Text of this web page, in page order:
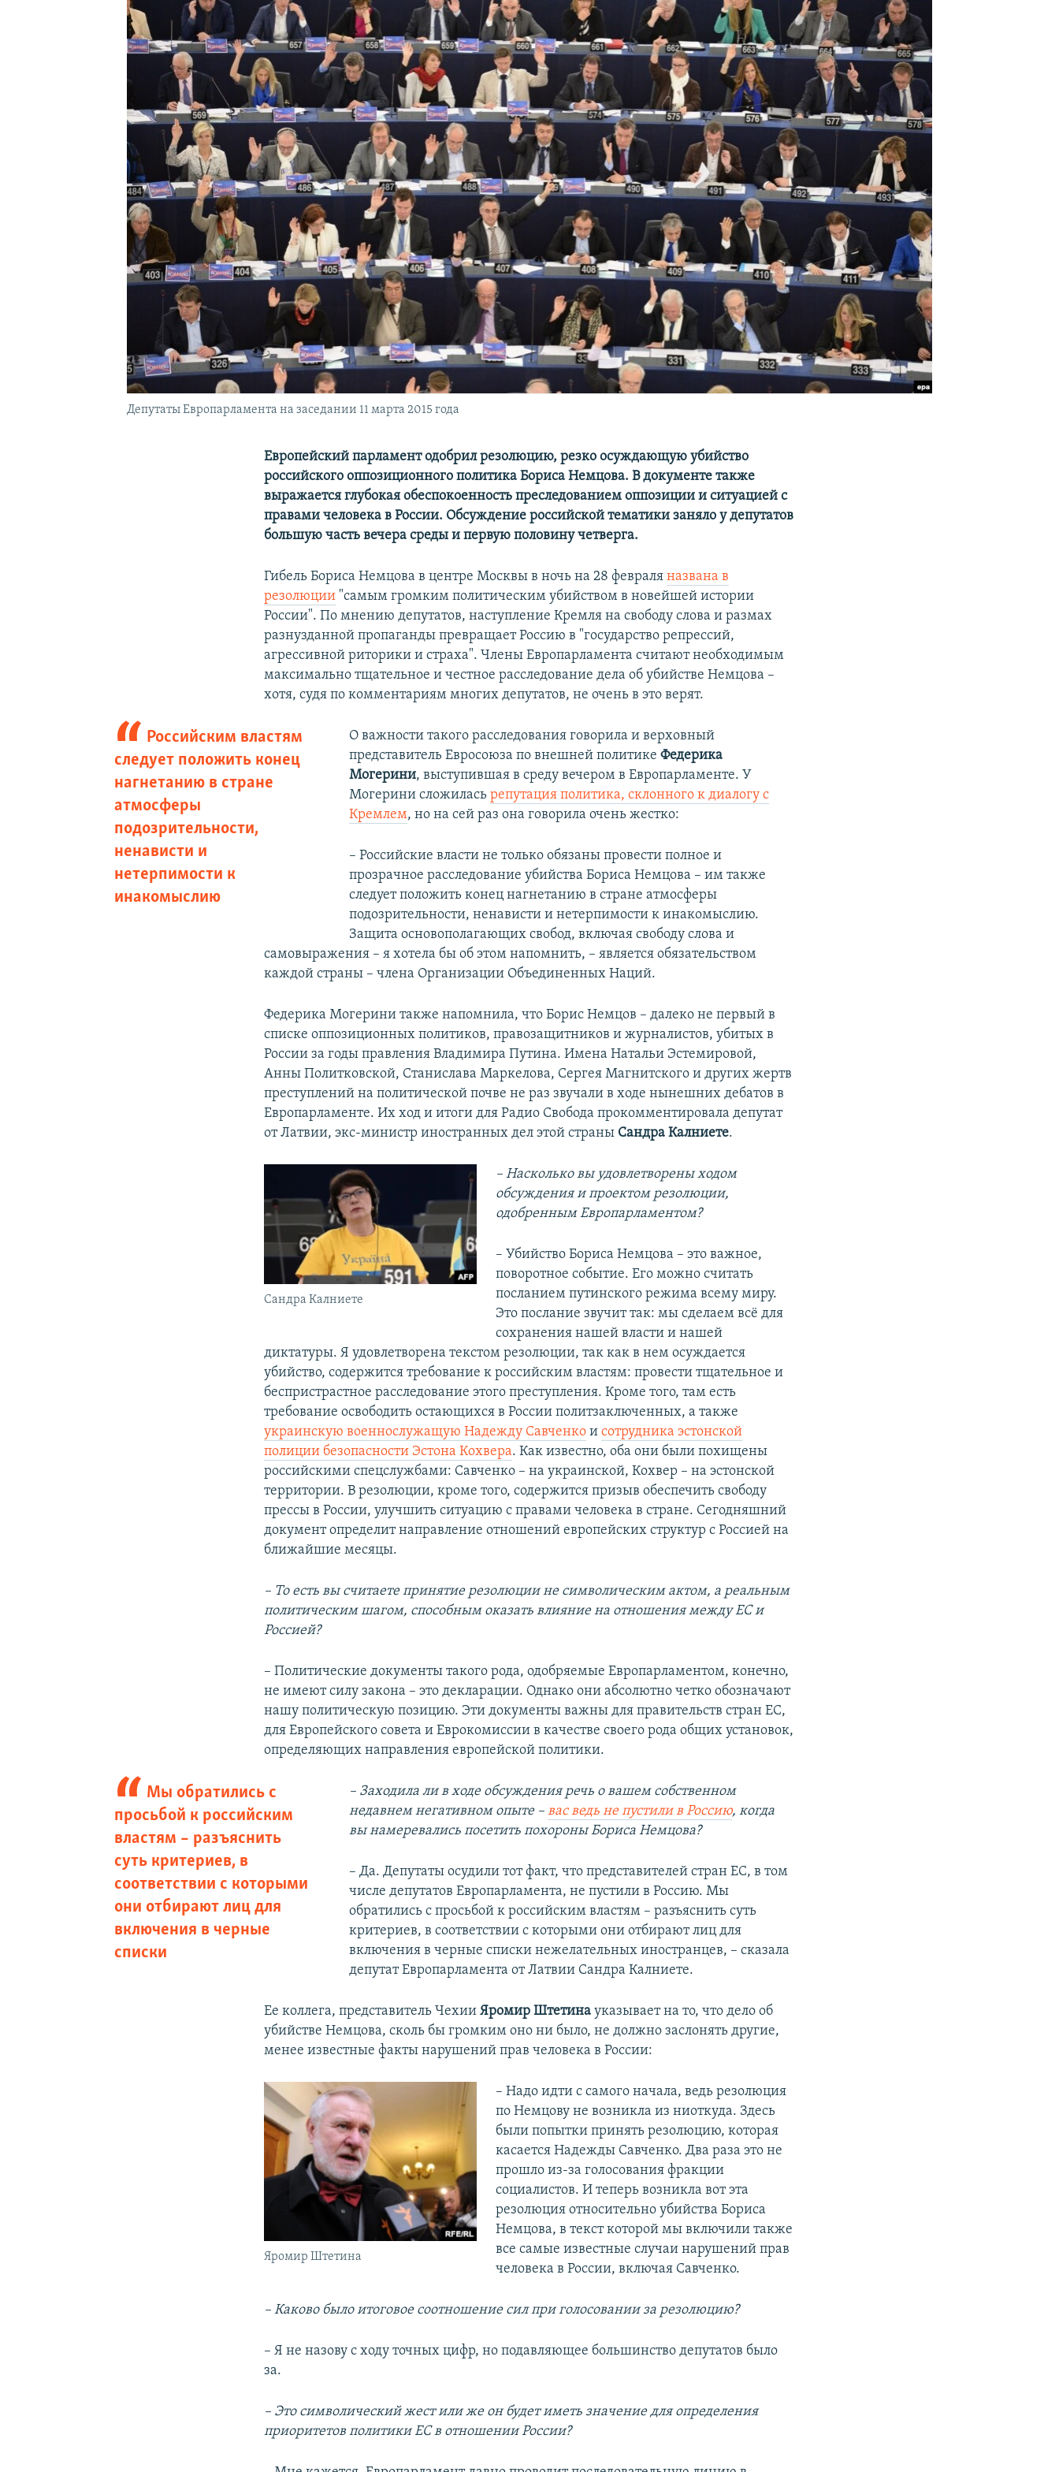
КРЫМ.НЕПОКОРЕННЫЙ
Депутаты Европарламента на заседании 11 марта 2015 года
Европейский парламент одобрил резолюцию, резко осуждающую убийство
российского оппозиционного политика Бориса Немцова. В документе также
выражается глубокая обеспокоенность преследованием оппозиции и ситуацией с
правами человека в России. Обсуждение российской тематики заняло у депутатов
большую часть вечера среды и первую половину четверга.
Гибель Бориса Немцова в центре Москвы в ночь на 28 февраляназвана в
резолюции "самым громким политическим убийством в новейшей истории
России". По мнению депутатов, наступление Кремля на свободу слова и размах
разнузданной пропаганды превращает Россию в "государство репрессий,
агрессивной риторики и страха". Члены Европарламента считают необходимым
максимально тщательное и честное расследование дела об убийстве Немцова –
хотя, судя по комментариям многих депутатов, не очень в это верят.
Российским властям
следует положить конец
нагнетанию в стране
атмосферы
подозрительности,
ненависти и
нетерпимости к
инакомыслию
О важности такого расследования говорила и верховный
представитель Евросоюза по внешней политике Федерика
Могерини, выступившая в среду вечером в Европарламенте. У
Могерини сложилась репутация политика, склонного к диалогу с
Кремлем, но на сей раз она говорила очень жестко:
– Российские власти не только обязаны провести полное и
прозрачное расследование убийства Бориса Немцова – им также
следует положить конец нагнетанию в стране атмосферы
подозрительности, ненависти и нетерпимости к инакомыслию.
Защита основополагающих свобод, включая свободу слова и
самовыражения – я хотела бы об этом напомнить, – является обязательством
каждой страны – члена Организации Объединенных Наций.
Федерика Могерини также напомнила, что Борис Немцов – далеко не первый в
списке оппозиционных политиков, правозащитников и журналистов, убитых в
России за годы правления Владимира Путина. Имена Натальи Эстемировой,
Анны Политковской, Станислава Маркелова, Сергея Магнитского и других жертв
преступлений на политической почве не раз звучали в ходе нынешних дебатов в
Европарламенте. Их ход и итоги для Радио Свобода прокомментировала депутат
от Латвии, экс-министр иностранных дел этой страны Сандра Калниете.
Сандра Калниете
– Насколько вы удовлетворены ходом
обсуждения и проектом резолюции,
одобренным Европарламентом?
– Убийство Бориса Немцова – это важное,
поворотное событие. Его можно считать
посланием путинского режима всему миру.
Это послание звучит так: мы сделаем всё для
сохранения нашей власти и нашей
диктатуры. Я удовлетворена текстом резолюции, так как в нем осуждается
убийство, содержится требование к российским властям: провести тщательное и
беспристрастное расследование этого преступления. Кроме того, там есть
требование освободить остающихся в России политзаключенных, а также
украинскую военнослужащую Надежду Савченко исотрудника эстонской
полиции безопасности Эстона Кохвера. Как известно, оба они были похищены
российскими спецслужбами: Савченко – на украинской, Кохвер – на эстонской
территории. В резолюции, кроме того, содержится призыв обеспечить свободу
прессы в России, улучшить ситуацию с правами человека в стране. Сегодняшний
документ определит направление отношений европейских структур с Россией на
ближайшие месяцы.
– То есть вы считаете принятие резолюции не символическим актом, а реальным
политическим шагом, способным оказать влияние на отношения между ЕС и
Россией?
– Политические документы такого рода, одобряемые Европарламентом, конечно,
не имеют силу закона – это декларации. Однако они абсолютно четко обозначают
нашу политическую позицию. Эти документы важны для правительств стран ЕС,
для Европейского совета и Еврокомиссии в качестве своего рода общих установок,
определяющих направления европейской политики.
Мы обратились с
просьбой к российским
властям – разъяснить
суть критериев, в
соответствии с которыми
они отбирают лиц для
включения в черные
списки
– Заходила ли в ходе обсуждения речь о вашем собственном
недавнем негативном опыте – вас ведь не пустили в Россию, когда
вы намеревались посетить похороны Бориса Немцова?
– Да. Депутаты осудили тот факт, что представителей стран ЕС, в том
числе депутатов Европарламента, не пустили в Россию. Мы
обратились с просьбой к российским властям – разъяснить суть
критериев, в соответствии с которыми они отбирают лиц для
включения в черные списки нежелательных иностранцев, – сказала
депутат Европарламента от Латвии Сандра Калниете.
Ее коллега, представитель ЧехииЯромир Штетина указывает на то, что дело об
убийстве Немцова, сколь бы громким оно ни было, не должно заслонять другие,
менее известные факты нарушений прав человека в России:
Яромир Штетина
– Надо идти с самого начала, ведь резолюция
по Немцову не возникла из ниоткуда. Здесь
были попытки принять резолюцию, которая
касается Надежды Савченко. Два раза это не
прошло из-за голосования фракции
социалистов. И теперь возникла вот эта
резолюция относительно убийства Бориса
Немцова, в текст которой мы включили также
все самые известные случаи нарушений прав
человека в России, включая Савченко.
– Каково было итоговое соотношение сил при голосовании за резолюцию?
– Я не назову с ходу точных цифр, но подавляющее большинство депутатов было
за.
– Это символический жест или же он будет иметь значение для определения
приоритетов политики ЕС в отношении России?